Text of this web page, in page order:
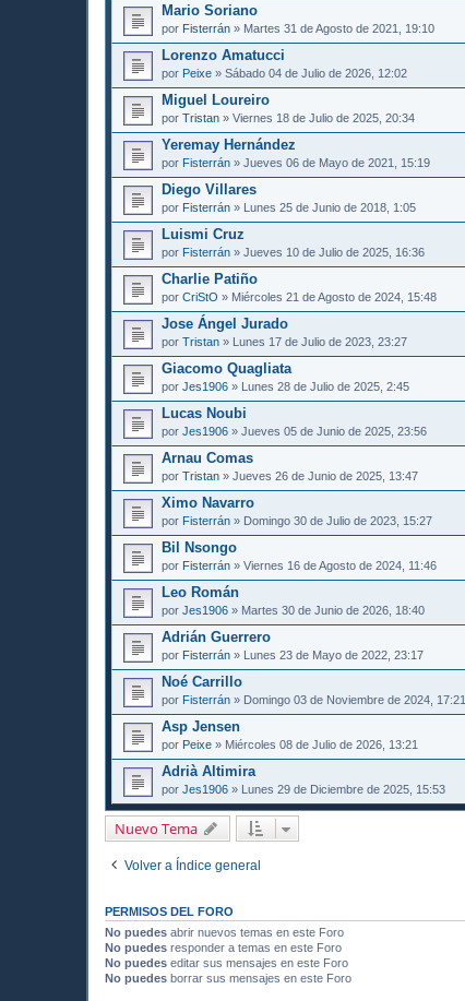
Mario Soriano
por Fisterrán » Martes 31 de Agosto de 2021, 19:10
Lorenzo Amatucci
por Peixe » Sábado 04 de Julio de 2026, 12:02
Miguel Loureiro
por Tristan » Viernes 18 de Julio de 2025, 20:34
Yeremay Hernández
por Fisterrán » Jueves 06 de Mayo de 2021, 15:19
Diego Villares
por Fisterrán » Lunes 25 de Junio de 2018, 1:05
Luismi Cruz
por Fisterrán » Jueves 10 de Julio de 2025, 16:36
Charlie Patiño
por CriStO » Miércoles 21 de Agosto de 2024, 15:48
Jose Ángel Jurado
por Tristan » Lunes 17 de Julio de 2023, 23:27
Giacomo Quagliata
por Jes1906 » Lunes 28 de Julio de 2025, 2:45
Lucas Noubi
por Jes1906 » Jueves 05 de Junio de 2025, 23:56
Arnau Comas
por Tristan » Jueves 26 de Junio de 2025, 13:47
Ximo Navarro
por Fisterrán » Domingo 30 de Julio de 2023, 15:27
Bil Nsongo
por Fisterrán » Viernes 16 de Agosto de 2024, 11:46
Leo Román
por Jes1906 » Martes 30 de Junio de 2026, 18:40
Adrián Guerrero
por Fisterrán » Lunes 23 de Mayo de 2022, 23:17
Noé Carrillo
por Fisterrán » Domingo 03 de Noviembre de 2024, 17:21
Asp Jensen
por Peixe » Miércoles 08 de Julio de 2026, 13:21
Adrià Altimira
por Jes1906 » Lunes 29 de Diciembre de 2025, 15:53
Nuevo Tema
Volver a Índice general
PERMISOS DEL FORO
No puedes abrir nuevos temas en este Foro
No puedes responder a temas en este Foro
No puedes editar sus mensajes en este Foro
No puedes borrar sus mensajes en este Foro